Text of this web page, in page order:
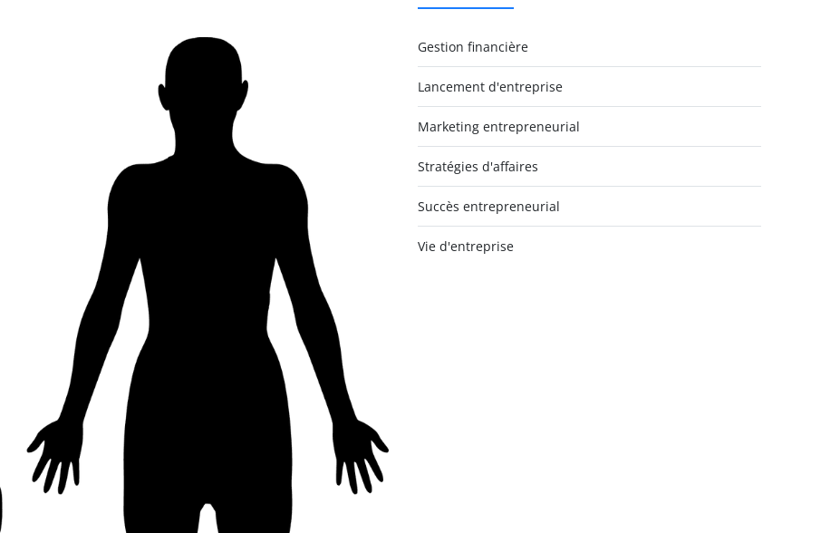
Gestion financière
Lancement d'entreprise
Marketing entrepreneurial
Stratégies d'affaires
Succès entrepreneurial
Vie d'entreprise